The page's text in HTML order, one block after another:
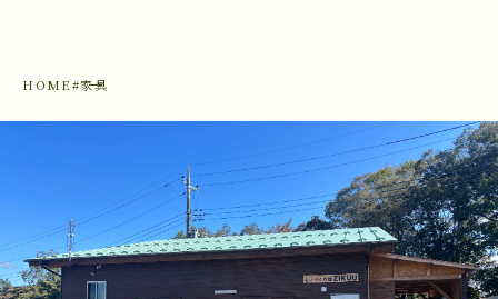
HOME#家具